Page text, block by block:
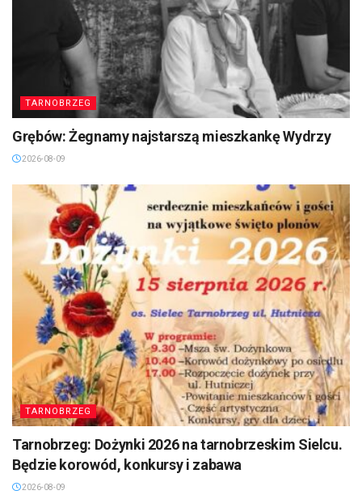
TARNOBRZEG
Grębów: Żegnamy najstarszą mieszkankę Wydrzy
2026-08-09
TARNOBRZEG
Tarnobrzeg: Dożynki 2026 na tarnobrzeskim Sielcu.
Będzie korowód, konkursy i zabawa
2026-08-09